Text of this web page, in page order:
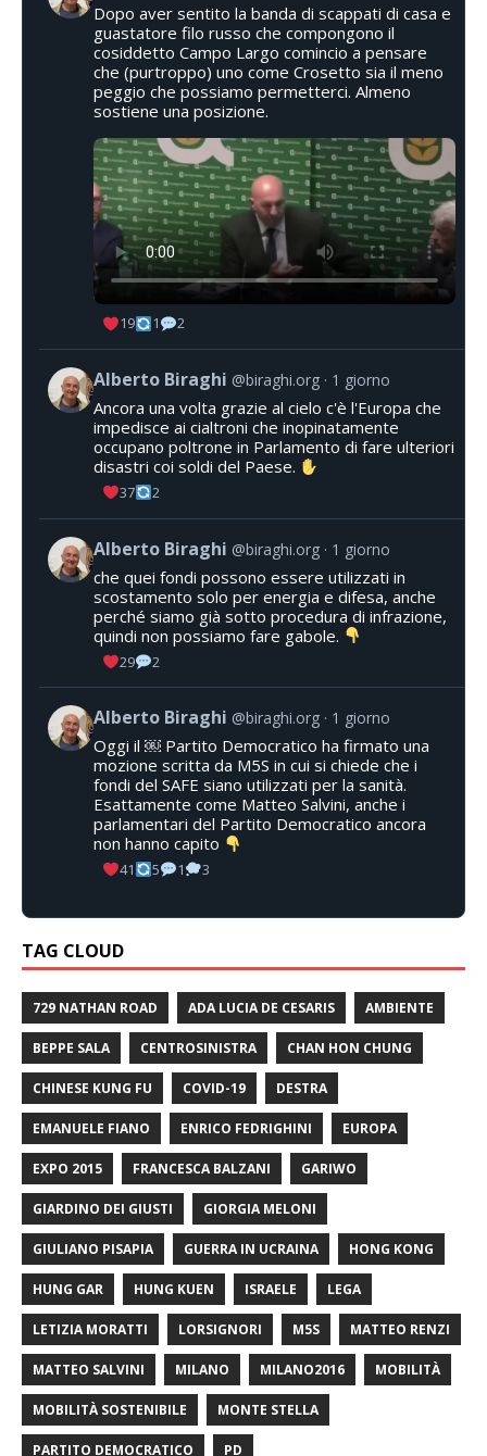
Dopo aver sentito la banda di scappati di casa e
guastatore filo russo che compongono il
cosiddetto Campo Largo comincio a pensare
che (purtroppo) uno come Crosetto sia il meno
peggio che possiamo permetterci. Almeno
sostiene una posizione.
19 1 2
Alberto Biraghi @biraghi.org 1 giorno
Ancora una volta grazie al cielo c'è l'Europa che
impedisce ai cialtroni che inopinatamente
occupano poltrone in Parlamento di fare ulteriori
disastri coi soldi del Paese.
37 2
Alberto Biraghi @biraghi.org 1 giorno
che quei fondi possono essere utilizzati in
scostamento solo per energia e difesa, anche
perché siamo già sotto procedura di infrazione,
quindi non possiamo fare gabole.
29 2
Alberto Biraghi @biraghi.org 1 giorno
Oggi il ￼ Partito Democratico ha firmato una
mozione scritta da M5S in cui si chiede che i
fondi del SAFE siano utilizzati per la sanità.
Esattamente come Matteo Salvini, anche i
parlamentari del Partito Democratico ancora
non hanno capito
41 5 1 3
TAG CLOUD
729 NATHAN ROAD ADA LUCIA DE CESARIS AMBIENTE
BEPPE SALA CENTROSINISTRA CHAN HON CHUNG
CHINESE KUNG FU COVID-19 DESTRA
EMANUELE FIANO ENRICO FEDRIGHINI EUROPA
EXPO 2015 FRANCESCA BALZANI GARIWO
GIARDINO DEI GIUSTI GIORGIA MELONI
GIULIANO PISAPIA GUERRA IN UCRAINA HONG KONG
HUNG GAR HUNG KUEN ISRAELE LEGA
LETIZIA MORATTI LORSIGNORI M5S MATTEO RENZI
MATTEO SALVINI MILANO MILANO2016 MOBILITÀ
MOBILITÀ SOSTENIBILE MONTE STELLA
PARTITO DEMOCRATICO PD